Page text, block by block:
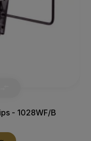
- 1028WF/B